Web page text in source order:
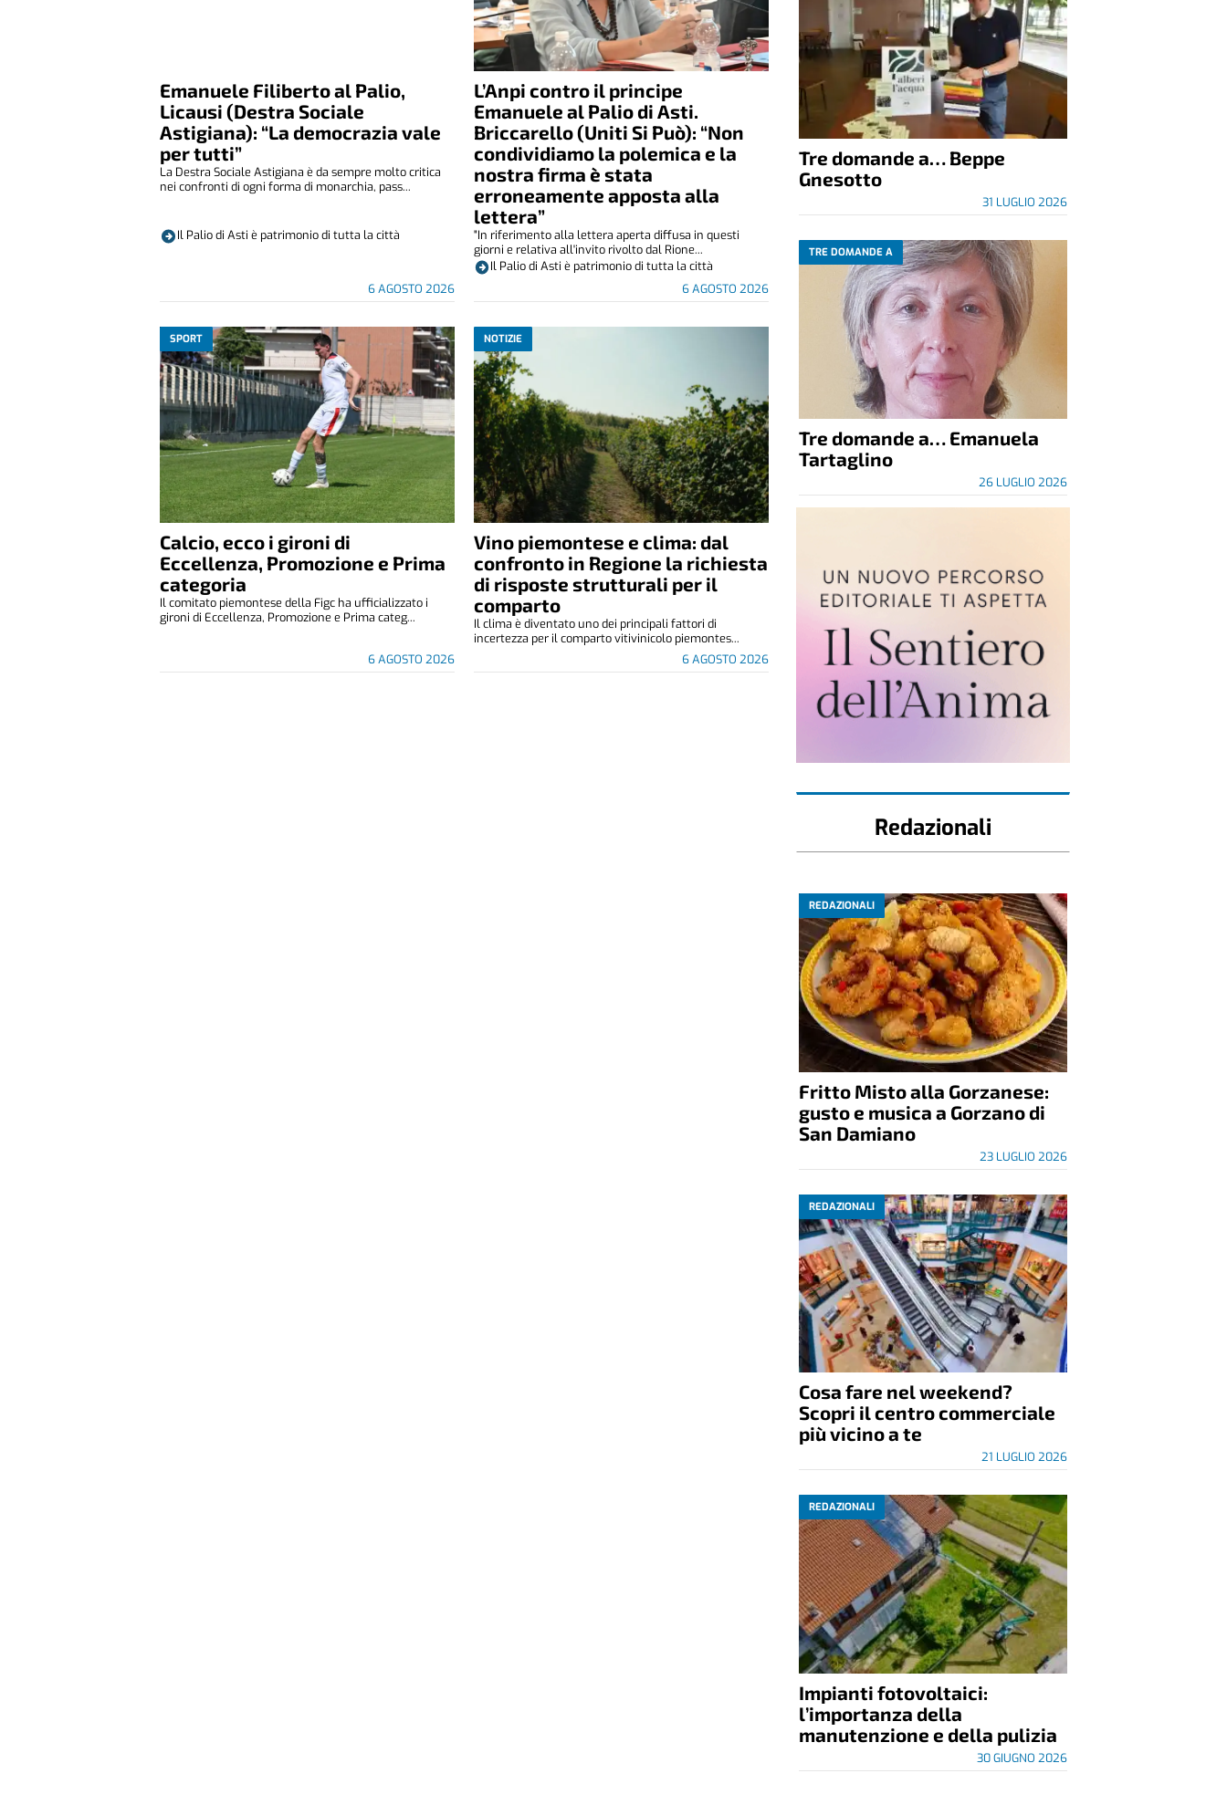
Emanuele Filiberto al Palio,
Licausi (Destra Sociale
Astigiana): “La democrazia vale
per tutti”
6 AGOSTO 2026
La Destra Sociale Astigiana è da sempre molto critica
nei confronti di ogni forma di monarchia, pass...
Il Palio di Asti è patrimonio di tutta la città
L’Anpi contro il principe
Emanuele al Palio di Asti.
Briccarello (Uniti Si Può): “Non
condividiamo la polemica e la
nostra firma è stata
erroneamente apposta alla
lettera”
6 AGOSTO 2026
"In riferimento alla lettera aperta diffusa in questi
giorni e relativa all'invito rivolto dal Rione...
Il Palio di Asti è patrimonio di tutta la città
SPORT
Calcio, ecco i gironi di
Eccellenza, Promozione e Prima
categoria
6 AGOSTO 2026
Il comitato piemontese della Figc ha ufficializzato i
gironi di Eccellenza, Promozione e Prima categ...
NOTIZIE
Vino piemontese e clima: dal
confronto in Regione la richiesta
di risposte strutturali per il
comparto
6 AGOSTO 2026
Il clima è diventato uno dei principali fattori di
incertezza per il comparto vitivinicolo piemontes...
Tre domande a… Beppe
Gnesotto
31 LUGLIO 2026
TRE DOMANDE A
Tre domande a… Emanuela
Tartaglino
26 LUGLIO 2026
Redazionali
REDAZIONALI
Fritto Misto alla Gorzanese:
gusto e musica a Gorzano di
San Damiano
23 LUGLIO 2026
REDAZIONALI
Cosa fare nel weekend?
Scopri il centro commerciale
più vicino a te
21 LUGLIO 2026
REDAZIONALI
Impianti fotovoltaici:
l’importanza della
manutenzione e della pulizia
30 GIUGNO 2026